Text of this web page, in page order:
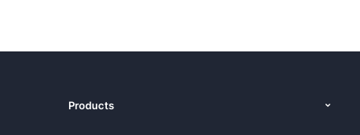
Products